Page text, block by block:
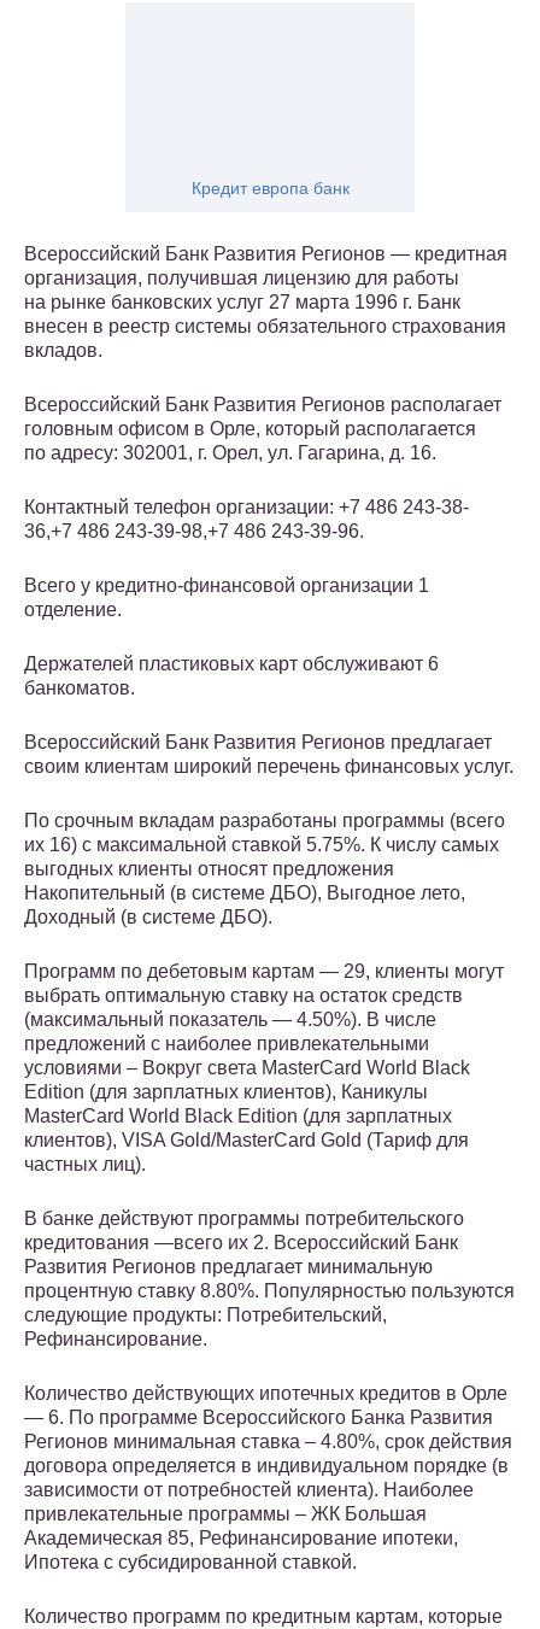
Кредит европа банк
Всероссийский Банк Развития Регионов — кредитная
организация, получившая лицензию для работы
на рынке банковских услуг 27 марта 1996 г. Банк
внесен в реестр системы обязательного страхования
вкладов.
Всероссийский Банк Развития Регионов располагает
головным офисом в Орле, который располагается
по адресу: 302001, г. Орел, ул. Гагарина, д. 16.
Контактный телефон организации: +7 486 243-38-
36,+7 486 243-39-98,+7 486 243-39-96.
Всего у кредитно-финансовой организации 1
отделение.
Держателей пластиковых карт обслуживают 6
банкоматов.
Всероссийский Банк Развития Регионов предлагает
своим клиентам широкий перечень финансовых услуг.
По срочным вкладам разработаны программы (всего
их 16) с максимальной ставкой 5.75%. К числу самых
выгодных клиенты относят предложения
Накопительный (в системе ДБО), Выгодное лето,
Доходный (в системе ДБО).
Программ по дебетовым картам — 29, клиенты могут
выбрать оптимальную ставку на остаток средств
(максимальный показатель — 4.50%). В числе
предложений с наиболее привлекательными
условиями – Вокруг света MasterCard World Black
Edition (для зарплатных клиентов), Каникулы
MasterCard World Black Edition (для зарплатных
клиентов), VISA Gold/MasterCard Gold (Тариф для
частных лиц).
В банке действуют программы потребительского
кредитования —всего их 2. Всероссийский Банк
Развития Регионов предлагает минимальную
процентную ставку 8.80%. Популярностью пользуются
следующие продукты: Потребительский,
Рефинансирование.
Количество действующих ипотечных кредитов в Орле
— 6. По программе Всероссийского Банка Развития
Регионов минимальная ставка – 4.80%, срок действия
договора определяется в индивидуальном порядке (в
зависимости от потребностей клиента). Наиболее
привлекательные программы – ЖК Большая
Академическая 85, Рефинансирование ипотеки,
Ипотека с субсидированной ставкой.
Количество программ по кредитным картам, которые